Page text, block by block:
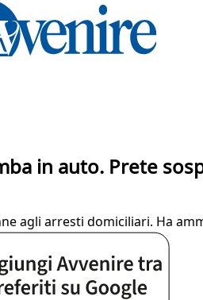
in auto. Prete
agli arresti domiciliari. Ha